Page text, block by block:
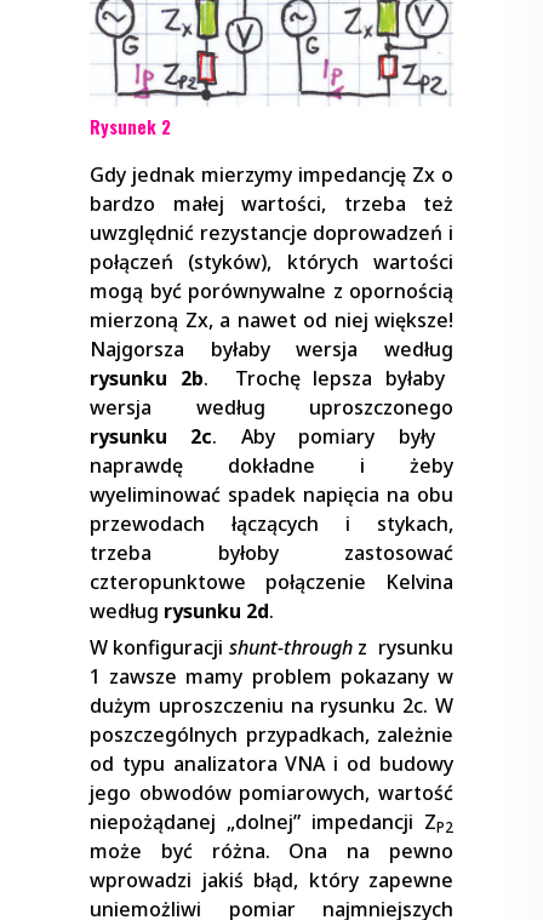
Rysunek 2
Gdy jednak mierzymy impedancję Zx o
bardzo małej wartości, trzeba też
uwzględnić rezystancje doprowadzeń i
połączeń (styków), których wartości
mogą być porównywalne z opornością
mierzoną Zx, a nawet od niej większe!
Najgorsza byłaby wersja według
rysunku 2b. Trochę lepsza byłaby
wersja według uproszczonego
rysunku 2c. Aby pomiary były
naprawdę dokładne i żeby
wyeliminować spadek napięcia na obu
przewodach łączących i stykach,
trzeba byłoby zastosować
czteropunktowe połączenie Kelvina
według rysunku 2d.
W konfiguracji shunt-throughz rysunku
1 zawsze mamy problem pokazany w
dużym uproszczeniu na rysunku 2c. W
poszczególnych przypadkach, zależnie
od typu analizatora VNA i od budowy
jego obwodów pomiarowych, wartość
niepożądanej „dolnej” impedancji ZP2
może być różna. Ona na pewno
wprowadzi jakiś błąd, który zapewne
uniemożliwi pomiar najmniejszych